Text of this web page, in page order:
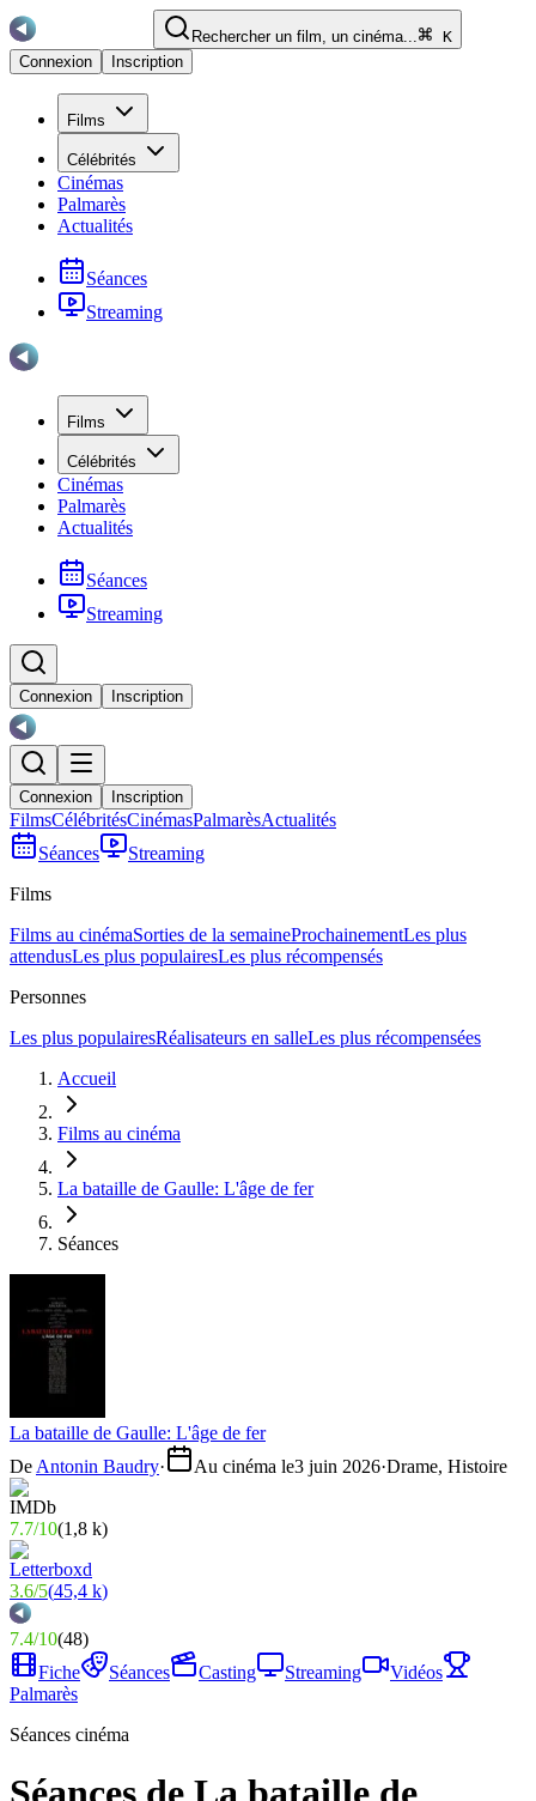
Rechercher un film, un cinéma...
K
Connexion
Inscription
Films
Célébrités
Cinémas
Palmarès
Actualités
Séances
Streaming
Films
Célébrités
Cinémas
Palmarès
Actualités
Séances
Streaming
Connexion Inscription
Connexion Inscription
FilmsCélébritésCinémasPalmarèsActualités
Séances
Streaming
Films
Films au cinémaSorties de la semaineProchainementLes plus
attendusLes plus populairesLes plus récompensés
Personnes
Les plus populairesRéalisateurs en salleLes plus récompensées
Accueil
Films au cinéma
La bataille de Gaulle: L'âge de fer
Séances
La bataille de Gaulle: L'âge de fer
De Antonin Baudry· Au cinéma le3 juin 2026·Drame, Histoire
7.7/10(1,8 k)
3.6/5(45,4 k)
7.4/10(48)
Fiche
Séances Casting Streaming
Vidéos
Palmarès
Séances cinéma